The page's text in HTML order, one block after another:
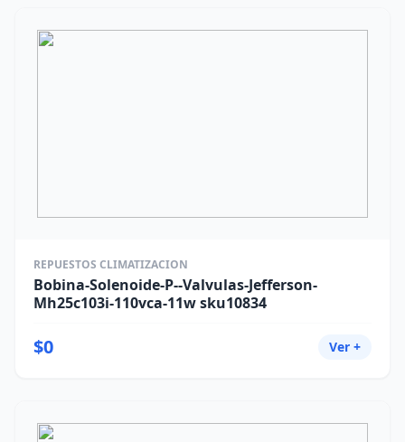
REPUESTOS CLIMATIZACION
Bobina-Solenoide-P--Valvulas-Jefferson-
Mh25c103i-110vca-11w sku10834
$0 Ver +